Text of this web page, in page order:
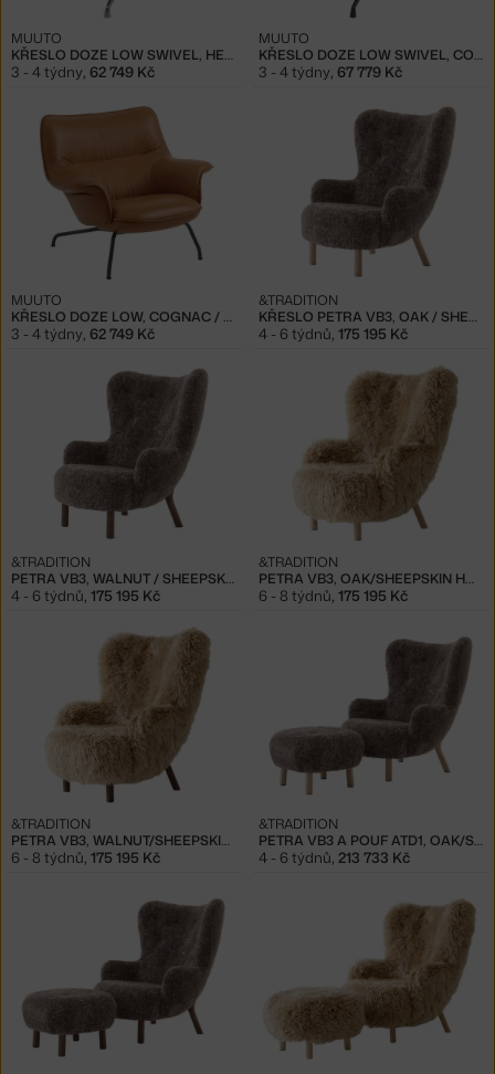
KŘESLO DOZE LOW SWIVEL, HEARTH 8 / ALUMINUM
MUUTO
3 - 4 týdny, 62 749 Kč
KŘESLO DOZE LOW SWIVEL, COGNAC / ANTHRACITE
MUUTO
3 - 4 týdny, 67 779 Kč
KŘESLO DOZE LOW, COGNAC / ANTHRACITE
MUUTO
3 - 4 týdny, 62 749 Kč
KŘESLO PETRA VB3, OAK / SHEEPSKIN SAHARA
&TRADITION
4 - 6 týdnů, 175 195 Kč
PETRA VB3, WALNUT / SHEEPSKIN SAHARA
&TRADITION
4 - 6 týdnů 175 195 Kč
PETRA VB3, OAK/SHEEPSKIN HONEY
&TRADITION
6 - 8 týdnů 175 195 Kč
PETRA VB3, WALNUT/SHEEPSKIN HONEY
&TRADITION
6 - 8 týdnů 175 195 Kč
PETRA VB3 A POUF ATD1, OAK/SHEEPSKIN SAHARA
&TRADITION
4 - 6 týdnů 213 733 Kč